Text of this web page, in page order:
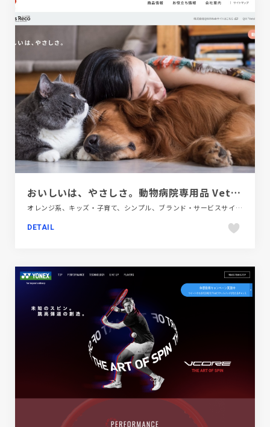
おいしいは、やさしさ。動物病院専用品 VetsReco（ベッツリコ）
オレンジ系、キッズ・子育て、シンプル、ブランド・サービスサイト、ホワイト系、大きめ写真、飲料・食品
DETAIL